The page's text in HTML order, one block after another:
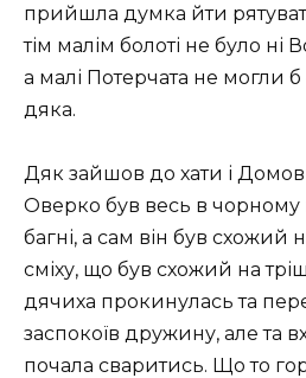
прийшла думка йти
тім малім болоті не було ні
а малі Потерчата не могли б
дяка.
Дяк зайшов до хати і
Оверко був весь в чорному
багні, а сам він був схожий
сміху, що був схожий на
дячиха прокинулась та
заспокоїв дружину, але та
почала сваритись. Що то